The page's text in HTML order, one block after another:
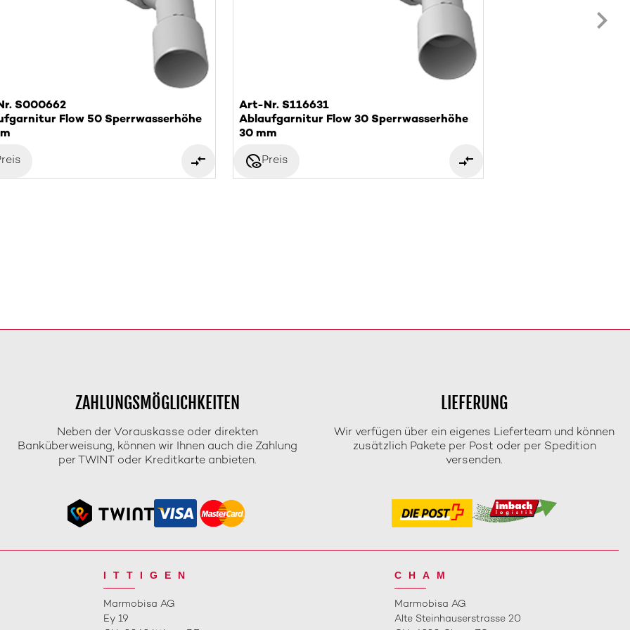
S000662
Flow 50 Sperrwasserhöhe
Art-Nr. S116631
Ablaufgarnitur Flow 30 Sperrwasserhöhe
30 mm
disabled_visiblePreis
ZAHLUNGSMÖGLICHKEITEN
Neben der Vorauskasse oder direkten
Banküberweisung, können wir Ihnen auch die Zahlung
per TWINT oder Kreditkarte anbieten.
LIEFERUNG
Wir verfügen über ein eigenes Lieferteam und können
zusätzlich Pakete per Post oder per Spedition
versenden.
ITTIGEN
Marmobisa AG
Ey 19
CHAM
Marmobisa AG
Alte Steinhauserstrasse 20